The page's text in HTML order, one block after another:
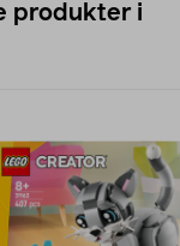
produkter i